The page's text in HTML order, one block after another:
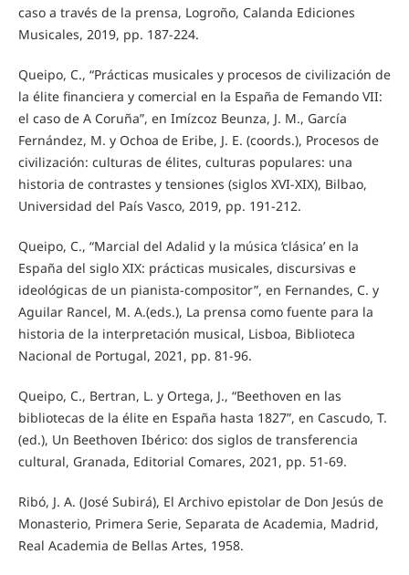
caso a través de la prensa, Logroño, Calanda Ediciones
Musicales, 2019, pp. 187-224.
Queipo, C., “Prácticas musicales y procesos de civilización de
la élite financiera y comercial en la España de Femando VII:
el caso de A Coruña”, en Imízcoz Beunza, J. M., García
Fernández, M. y Ochoa de Eribe, J. E. (coords.), Procesos de
civilización: culturas de élites, culturas populares: una
historia de contrastes y tensiones (siglos XVI-XIX), Bilbao,
Universidad del País Vasco, 2019, pp. 191-212.
Queipo, C., “Marcial del Adalid y la música ‘clásica’ en la
España del siglo XIX: prácticas musicales, discursivas e
ideológicas de un pianista-compositor”, en Fernandes, C. y
Aguilar Rancel, M. A.(eds.), La prensa como fuente para la
historia de la interpretación musical, Lisboa, Biblioteca
Nacional de Portugal, 2021, pp. 81-96.
Queipo, C., Bertran, L. y Ortega, J., “Beethoven en las
bibliotecas de la élite en España hasta 1827”, en Cascudo, T.
(ed.), Un Beethoven Ibérico: dos siglos de transferencia
cultural, Granada, Editorial Comares, 2021, pp. 51-69.
Ribó, J. A. (José Subirá), El Archivo epistolar de Don Jesús de
Monasterio, Primera Serie, Separata de Academia, Madrid,
Real Academia de Bellas Artes, 1958.